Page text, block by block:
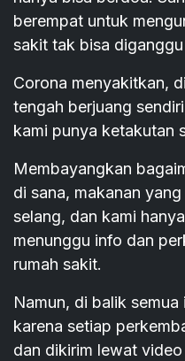
berempat untuk
sakit tak bisa
Corona menyakitkan,
tengah berjuang
kami punya ketakutan
Membayangkan
di sana, makanan
selang, dan kami
menunggu info dan
rumah sakit.
Namun, di balik
karena setiap
dan dikirim lewat